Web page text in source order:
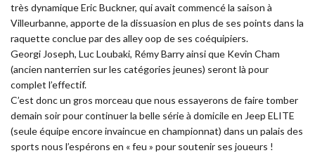
très dynamique Eric Buckner, qui avait commencé la saison à
Villeurbanne, apporte de la dissuasion en plus de ses points dans la
raquette conclue par des alley oop de ses coéquipiers.
Georgi Joseph, Luc Loubaki, Rémy Barry ainsi que Kevin Cham
(ancien nanterrien sur les catégories jeunes) seront là pour
complet l’effectif.
C’est donc un gros morceau que nous essayerons de faire tomber
demain soir pour continuer la belle série à domicile en Jeep ELITE
(seule équipe encore invaincue en championnat) dans un palais des
sports nous l’espérons en « feu » pour soutenir ses joueurs !